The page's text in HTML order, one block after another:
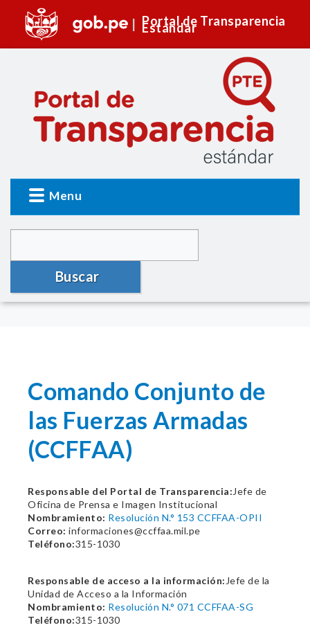
Portal de Transparencia
Estándar
Menu
Buscar
Comando Conjunto de
las Fuerzas Armadas
(CCFFAA)
Responsable del Portal de Transparencia: Jefe de
Oficina de Prensa e Imagen Institucional
Nombramiento: Resolución N.° 153 CCFFAA-OPII
Correo: informaciones@ccffaa.mil.pe
Teléfono:315-1030
Responsable de acceso a la información: Jefe de la
Unidad de Acceso a la Información
Nombramiento: Resolución N.° 071 CCFFAA-SG
Teléfono:315-1030